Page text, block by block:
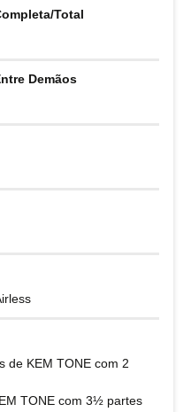
Total
Demãos
de KEM TONE com 2
TONE com 3½ partes